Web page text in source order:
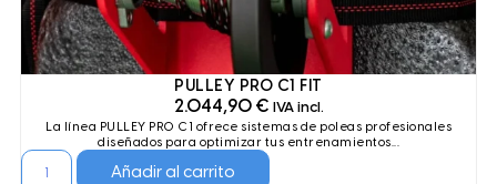
PULLEY PRO C1 FIT
2.044,90 € IVA incl.
La línea PULLEY PRO C1 ofrece sistemas de poleas profesionales
diseñados para optimizar tus entrenamientos...
Añadir al carrito